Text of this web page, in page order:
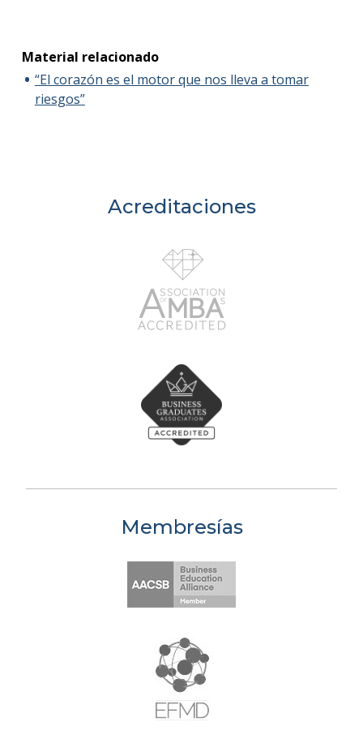
Material relacionado
“El corazón es el motor que nos lleva a tomar
riesgos”
Acreditaciones
Membresías